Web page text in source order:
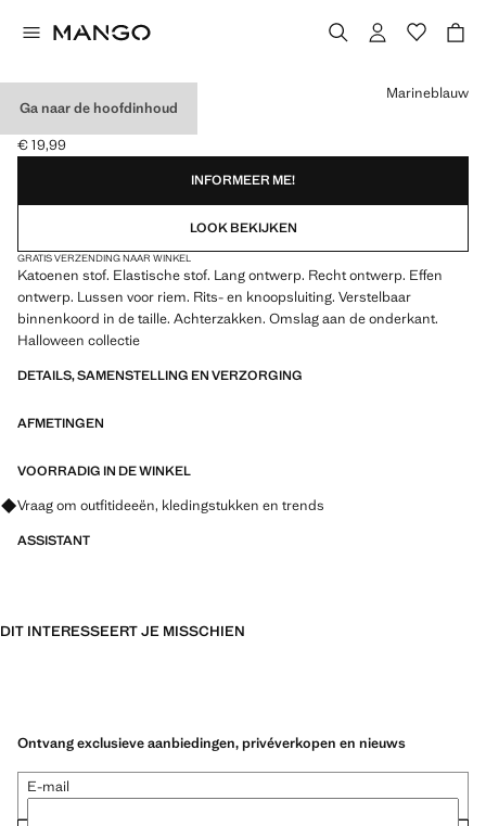
Ga naar de hoofdinhoud
Huidige prijs [€ 19,99 ]
€ 19,99
Kies een kleur
Marineblauw
INFORMEER ME!
LOOK BEKIJKEN
GRATIS VERZENDING NAAR WINKEL
Katoenen stof. Elastische stof. Lang ontwerp. Recht ontwerp. Effen
ontwerp. Lussen voor riem. Rits- en knoopsluiting. Verstelbaar
binnenkoord in de taille. Achterzakken. Omslag aan de onderkant.
Halloween collectie
DETAILS, SAMENSTELLING EN VERZORGING
AFMETINGEN
VOORRADIG IN DE WINKEL
Vraag om outfitideeën, kledingstukken en trends
ASSISTANT
DIT INTERESSEERT JE MISSCHIEN
Ontvang exclusieve aanbiedingen, privéverkopen en nieuws
E-mail